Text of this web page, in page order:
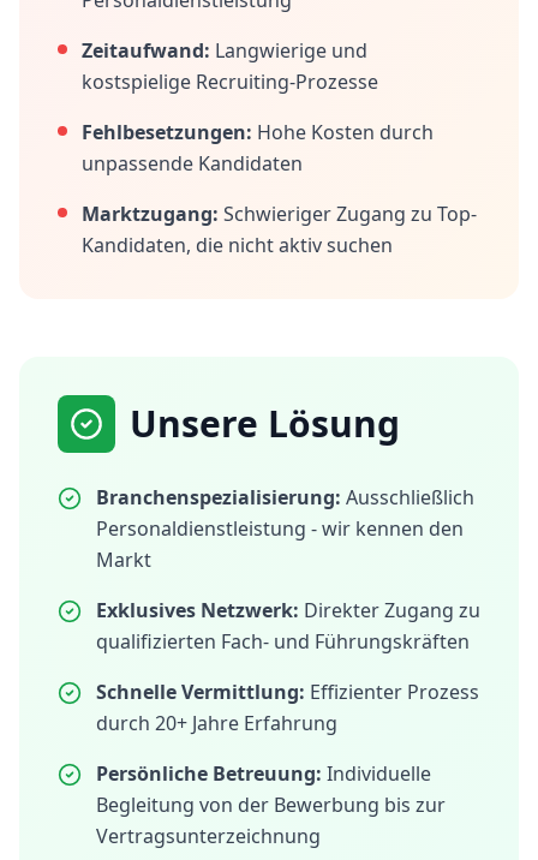
Zeitaufwand: Langwierige und
kostspielige Recruiting-Prozesse
Fehlbesetzungen: Hohe Kosten durch
unpassende Kandidaten
Marktzugang: Schwieriger Zugang zu Top-
Kandidaten, die nicht aktiv suchen
Unsere Lösung
Branchenspezialisierung: Ausschließlich
Personaldienstleistung - wir kennen den
Markt
Exklusives Netzwerk: Direkter Zugang zu
qualifizierten Fach- und Führungskräften
Schnelle Vermittlung: Effizienter Prozess
durch 20+ Jahre Erfahrung
Persönliche Betreuung: Individuelle
Begleitung von der Bewerbung bis zur
Vertragsunterzeichnung